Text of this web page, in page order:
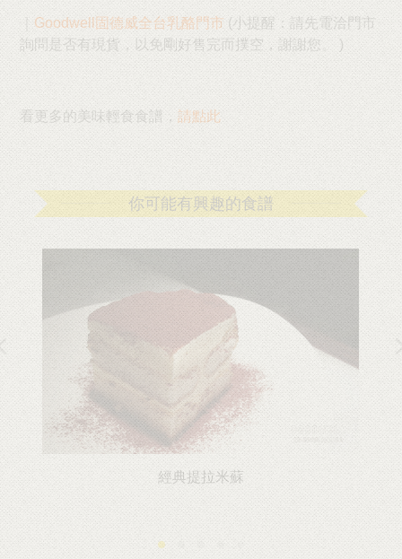
｜Goodwell固德威全台乳酪門市 (小提醒：請先電洽門市
詢問是否有現貨，以免剛好售完而撲空，謝謝您。 )
看更多的美味輕食食譜，請點此
你可能有興趣的食譜
經典提拉米蘇